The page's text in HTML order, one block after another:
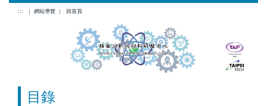
::: ｜ 網站導覽 ｜ 回首頁
目錄